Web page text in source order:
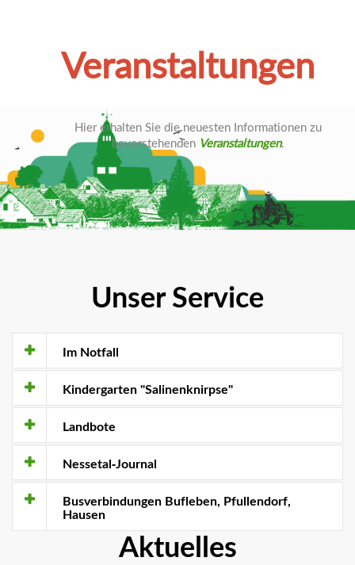
Veranstaltungen
Hier erhalten Sie die neuesten Informationen zu
bevorstehenden Veranstaltungen.
Unser Service
Im Notfall
Kindergarten "Salinenknirpse"
Landbote
Nessetal-Journal
Busverbindungen Bufleben, Pfullendorf,
Hausen
Aktuelles